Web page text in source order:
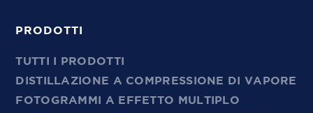
PRODOTTI
TUTTI I PRODOTTI
DISTILLAZIONE A COMPRESSIONE DI VAPORE
FOTOGRAMMI A EFFETTO MULTIPLO